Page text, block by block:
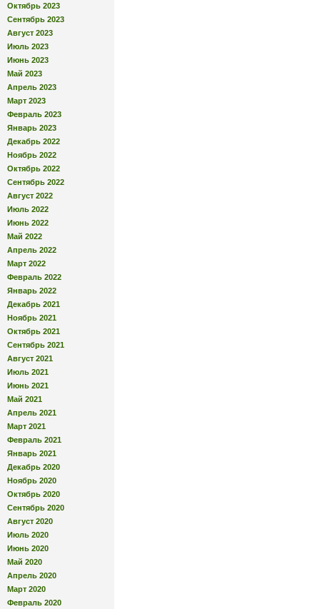
Октябрь 2023
Сентябрь 2023
Август 2023
Июль 2023
Июнь 2023
Май 2023
Апрель 2023
Март 2023
Февраль 2023
Январь 2023
Декабрь 2022
Ноябрь 2022
Октябрь 2022
Сентябрь 2022
Август 2022
Июль 2022
Июнь 2022
Май 2022
Апрель 2022
Март 2022
Февраль 2022
Январь 2022
Декабрь 2021
Ноябрь 2021
Октябрь 2021
Сентябрь 2021
Август 2021
Июль 2021
Июнь 2021
Май 2021
Апрель 2021
Март 2021
Февраль 2021
Январь 2021
Декабрь 2020
Ноябрь 2020
Октябрь 2020
Сентябрь 2020
Август 2020
Июль 2020
Июнь 2020
Май 2020
Апрель 2020
Март 2020
Февраль 2020